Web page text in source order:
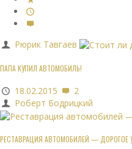
Рюрик Тавгаев
ПАПА КУПИЛ АВТОМОБИЛЬ!
18.02.2015
2
Роберт Бодрицкий
РЕСТАВРАЦИЯ АВТОМОБИЛЕЙ — ДОРОГОЕ